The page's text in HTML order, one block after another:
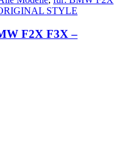
STYLE
F2X F3X –